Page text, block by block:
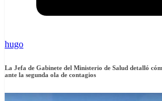
hugo
La Jefa de Gabinete del Ministerio de Salud detalló
ante la segunda ola de contagios